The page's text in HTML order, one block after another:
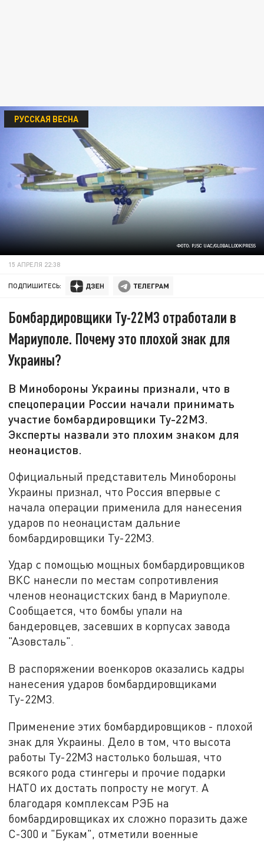
ФОТО: PJSC UAC/GLOBALLOOKPRESS
РУССКАЯ ВЕСНА
15 АПРЕЛЯ 22:38
ПОДПИШИТЕСЬ:
Бомбардировщики Ту-22М3 отработали в
Мариуполе. Почему это плохой знак для
Украины?
В Минобороны Украины признали, что в
спецоперации России начали принимать
участие бомбардировщики Ту-22М3.
Эксперты назвали это плохим знаком для
неонацистов.
Официальный представитель Минобороны
Украины признал, что Россия впервые с
начала операции применила для нанесения
ударов по неонацистам дальние
бомбардировщики Ту-22М3.
Удар с помощью мощных бомбардировщиков
ВКС нанесли по местам сопротивления
членов неонацистских банд в Мариуполе.
Сообщается, что бомбы упали на
бандеровцев, засевших в корпусах завода
"Азовсталь".
В распоряжении военкоров оказались кадры
нанесения ударов бомбардировщиками
Ту-22М3.
Применение этих бомбардировщиков - плохой
знак для Украины. Дело в том, что высота
работы Ту-22М3 настолько большая, что
всякого рода стингеры и прочие подарки
НАТО их достать попросту не могут. А
благодаря комплексам РЭБ на
бомбардировщиках их сложно поразить даже
С-300 и "Букам", отметили военные